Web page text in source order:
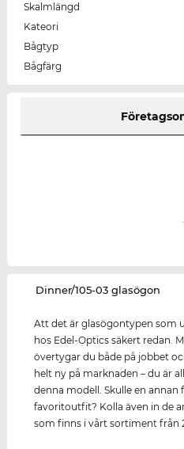
Skalmlängd
Kateori
Bågtyp
Bågfärg
‌Dinner/105-03 glasögon
Att det är glasögontypen som
hos Edel-Optics säkert redan.
övertygar du både på jobbet
helt ny på marknaden – du är
denna modell. Skulle en annan
favoritoutfit? Kolla även in de
som finns i vårt sortiment från